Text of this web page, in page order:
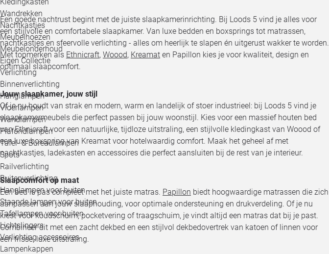
Wandrekken
Nachtkastjes
Meubelhoezen
Meubelonderhoud
Eigen Collectie
Verlichting
Binnenverlichting
Hanglampen
Vloerlampen
Wandlampen
Plafondlampen
Tafel- & Bureaulampen
Spots
Railverlichting
Buitenverlichting
Hanglampen voor buiten
Staande lampen voor buiten
Tafellampen voor buiten
Lichtslingers
Verlichting accessoires
Lampenkappen
Een goede nachtrust begint met de juiste slaapkamerinrichting. Bij Loods 5 vind je alles voor
een stijlvolle en comfortabele slaapkamer. Van luxe bedden en boxsprings tot matrassen,
nachtkastjes en sfeervolle verlichting - alles om heerlijk te slapen én uitgerust wakker te worden.
Met topmerken als Ethnicraft, Woood, Kreamat en Papillon kies je voor kwaliteit, design en
optimaal slaapcomfort.
Jouw slaapkamer, jouw stijl
Of je nu houdt van strak en modern, warm en landelijk of stoer industrieel: bij Loods 5 vind je
slaapkamermeubels die perfect passen bij jouw woonstijl. Kies voor een massief houten bed
van Ethnicraft voor een natuurlijke, tijdloze uitstraling, een stijlvolle kledingkast van Woood of
een luxe boxspring van Kreamat voor hotelwaardig comfort. Maak het geheel af met
nachtkastjes, ladekasten en accessoires die perfect aansluiten bij de rest van je interieur.
Slaapcomfort op maat
Een bed is pas compleet met het juiste matras. Papillon biedt hoogwaardige matrassen die zich
aanpassen aan jouw slaaphouding, voor optimale ondersteuning en drukverdeling. Of je nu
kiest voor koudschuim, pocketvering of traagschuim, je vindt altijd een matras dat bij je past.
Combineer dit met een zacht dekbed en een stijlvol dekbedovertrek van katoen of linnen voor
een frisse, luxe uitstraling.